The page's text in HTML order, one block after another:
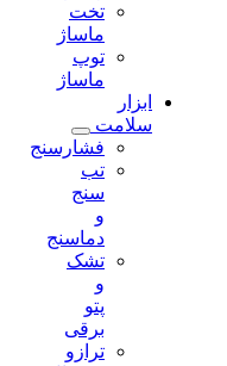
تخت
ماساژ
توپ
ماساژ
ابزار
سلامت
فشارسنج
دماسنج
تشک
ترازو